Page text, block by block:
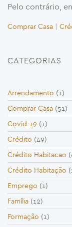
Pelo contrário,
Comprar Casa |
CATEGORIAS
Arrendamento (1)
Comprar Casa (51)
Covid-19 (1)
Crédito (49)
Crédito Habitacao
Crédito Habitação
Emprego (1)
Família (12)
Formação (1)